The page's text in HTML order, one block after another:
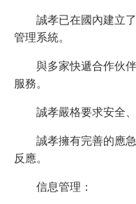
誠孝已在國內建立
管理系統。
與多家快遞合作伙
服務。
誠孝嚴格要求安全
誠孝擁有完善的應
反應。
信息管理：